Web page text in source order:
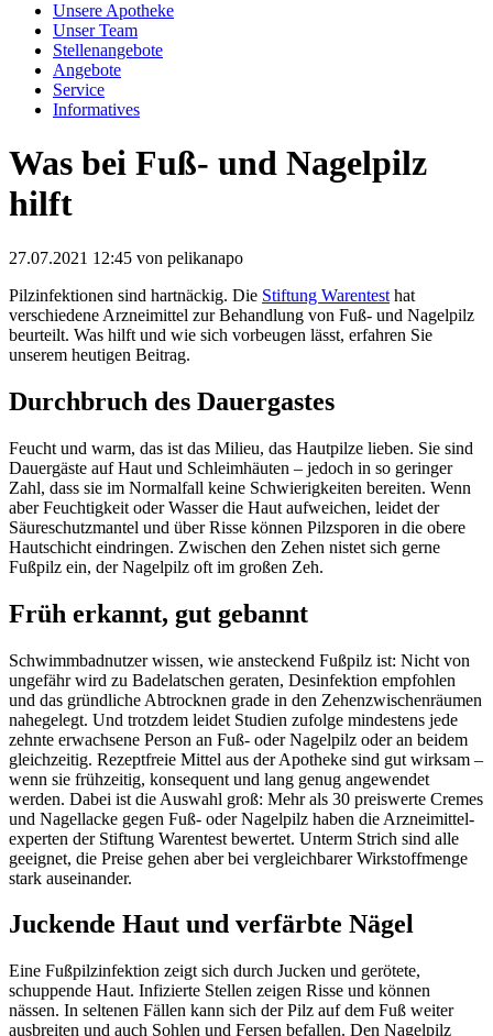
Unsere Apotheke
Unser Team
Stellenangebote
Angebote
Service
Informatives
Was bei Fuß- und Nagelpilz
hilft
27.07.2021 12:45 von pelikanapo
Pilz­infektionen sind hartnä­ckig. Die Stiftung Warentest hat
verschiedene Arzneimittel zur Behandlung von Fuß- und Nagelpilz
beurteilt. Was hilft und wie sich vorbeugen lässt, erfahren Sie
unserem heutigen Beitrag.
Durchbruch des Dauergastes
Feucht und warm, das ist das Milieu, das Hautpilze lieben. Sie sind
Dauer­gäste auf Haut und Schleimhäuten – jedoch in so geringer
Zahl, dass sie im Normalfall keine Schwierigkeiten bereiten. Wenn
aber Feuchtigkeit oder Wasser die Haut aufweichen, leidet der
Säure­schutz­mantel und über Risse können Pilzsporen in die obere
Hautschicht eindringen. Zwischen den Zehen nistet sich gerne
Fußpilz ein, der Nagelpilz oft im großen Zeh.
Früh erkannt, gut gebannt
Schwimmbadnutzer wissen, wie ansteckend Fußpilz ist: Nicht von
ungefähr wird zu Badelatschen geraten, Desinfektion empfohlen
und das gründliche Abtrocknen grade in den Zehenzwischenräumen
nahegelegt. Und trotzdem leidet Studien zufolge mindestens jede
zehnte erwachsene Person an Fuß- oder Nagelpilz oder an beidem
gleich­zeitig. Rezeptfreie Mittel aus der Apotheke sind gut wirksam –
wenn sie frühzeitig, konsequent und lang genug angewendet
werden. Dabei ist die Auswahl groß: Mehr als 30 preis­werte Cremes
und Nagellacke gegen Fuß- oder Nagelpilz haben die Arznei­mittel­
experten der Stiftung Warentest bewertet. Unterm Strich sind alle
geeignet, die Preise gehen aber bei vergleichbarer Wirkstoffmenge
stark auseinander.
Juckende Haut und verfärbte Nägel
Eine Fußpilzinfektion zeigt sich durch Jucken und gerötete,
schuppende Haut. Infizierte Stellen zeigen Risse und können
nässen. In seltenen Fällen kann sich der Pilz auf dem Fuß weiter
ausbreiten und auch Sohlen und Fersen befallen. Den Nagelpilz